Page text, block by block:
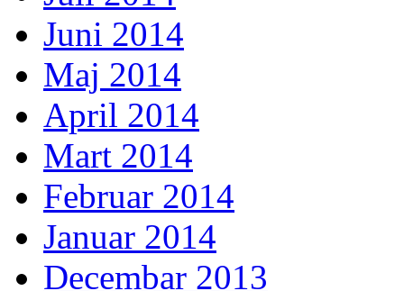
Juni 2014
Maj 2014
April 2014
Mart 2014
Februar 2014
Januar 2014
Decembar 2013